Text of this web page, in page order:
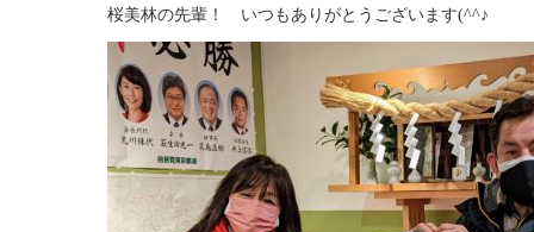
桜美林の先輩！ いつもありがとうございます(^^♪